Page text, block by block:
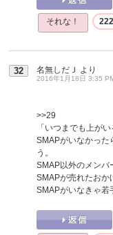
それな！ 222
32 名無しだＪ より
2016年1月18日 3:35
>>29
「いつまでも上が
SMAPがいなかった
う。
SMAP以外のメンバ
SMAPが売れたおか
SMAPがいなきゃ若